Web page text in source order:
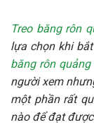
Treo băng rôn
lựa chọn khi
băng rôn quảng
người xem
một phần rất
nào để đạt